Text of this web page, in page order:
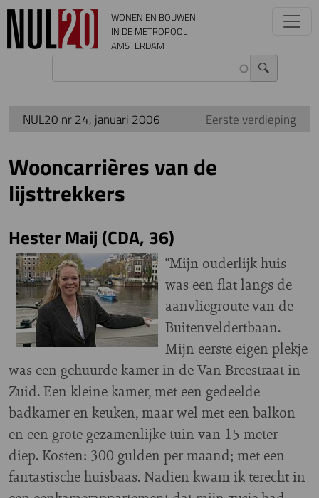
Overslaan en naar de inhoud gaan
WONEN EN BOUWEN
IN DE METROPOOL
AMSTERDAM
NUL20 nr 24, januari 2006 Eerste verdieping
Wooncarrières van de
lijsttrekkers
Hester Maij (CDA, 36)
“Mijn ouderlijk huis
was een flat langs de
aanvliegroute van de
Buitenveldertbaan.
Mijn eerste eigen plekje
was een gehuurde kamer in de Van Breestraat in
Zuid. Een kleine kamer, met een gedeelde
badkamer en keuken, maar wel met een balkon
en een grote gezamenlijke tuin van 15 meter
diep. Kosten: 300 gulden per maand; met een
fantastische huisbaas. Nadien kwam ik terecht in